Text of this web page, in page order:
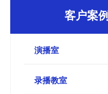
客户案例
演播室
录播教室